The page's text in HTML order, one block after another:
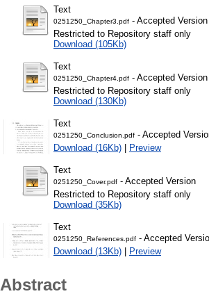
Text
0251250_Chapter3.pdf - Accepted Version
Restricted to Repository staff only
Download (105Kb)
Text
0251250_Chapter4.pdf - Accepted Version
Restricted to Repository staff only
Download (130Kb)
Text
0251250_Conclusion.pdf - Accepted
Download (16Kb) | Preview
Text
0251250_Cover.pdf - Accepted Version
Restricted to Repository staff only
Download (35Kb)
Text
0251250_References.pdf - Accepted
Download (13Kb) | Preview
Abstract